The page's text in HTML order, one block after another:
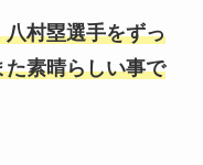
村塁選手をずっ
素晴らしい事で